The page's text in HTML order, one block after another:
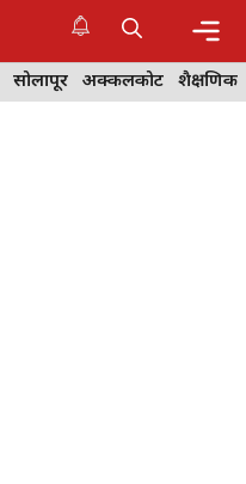
सोलापूर अक्कलकोट शैक्षणिक